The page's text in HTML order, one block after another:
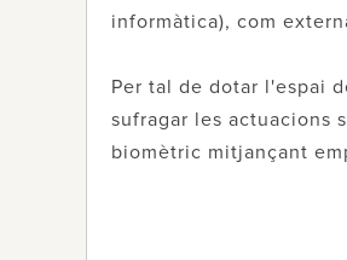
informàtica), com
Per tal de dotar l'espai
sufragar les actuacions
biomètric mitjançant